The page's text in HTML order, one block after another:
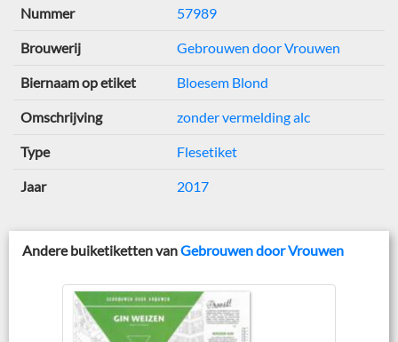
Nummer
57989
Brouwerij Gebrouwen door Vrouwen
Biernaam op etiket Bloesem Blond
Omschrijving zonder vermelding alc
Type Flesetiket
Jaar 2017
Andere buiketiketten vanGebrouwen door Vrouwen